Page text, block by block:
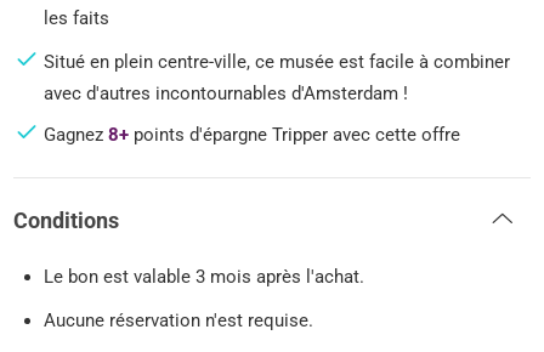
les faits
Situé en plein centre-ville, ce musée est facile à combiner
avec d'autres incontournables d'Amsterdam !
Gagnez8+ points d'épargne Tripper avec cette offre
Conditions
Le bon est valable 3 mois après l'achat.
Aucune réservation n'est requise.